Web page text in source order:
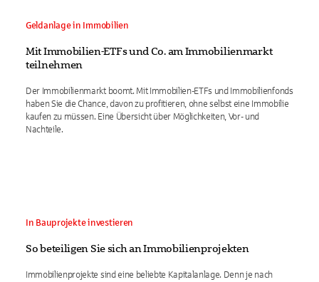
Geldanlage in Immobilien
Mit Immobilien-ETFs und Co. am Immobilienmarkt
teilnehmen
Der Immobilienmarkt boomt. Mit Immobilien-ETFs und Immobilienfonds
haben Sie die Chance, davon zu profitieren, ohne selbst eine Immobilie
kaufen zu müssen. Eine Übersicht über Möglichkeiten, Vor- und
Nachteile.
In Bauprojekte investieren
So beteiligen Sie sich an Immobilienprojekten
Immobilienprojekte sind eine beliebte Kapitalanlage. Denn je nach